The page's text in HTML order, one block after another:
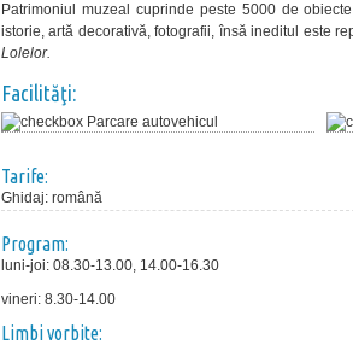
Patrimoniul muzeal cuprinde peste 5000 de
istorie, artă decorativă, fotografii, însă ineditul este
Lolelor.
Facilităţi:
Parcare autovehicul
Tarife:
Ghidaj: română
Program:
luni-joi: 08.30-13.00, 14.00-16.30
vineri: 8.30-14.00
Limbi vorbite: